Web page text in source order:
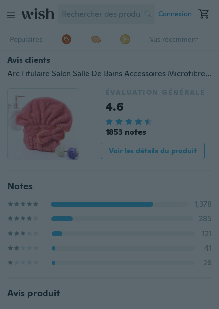
Connexion
Populaires Vus récemment
Avis clients
Arc Titulaire Salon Salle De Bains Accessoires Microfibre DRY Turban Absorbant Bain Nouvelle Arrivée Textile Rapidement Chapeau Bonnet De Douche Serviette De Bain Serviette De Cheveux
ÉVALUATION GÉNÉRALE
4.6
1853 notes
Voir les détails du produit
Notes
1,378
285
121
41
28
Avis produit